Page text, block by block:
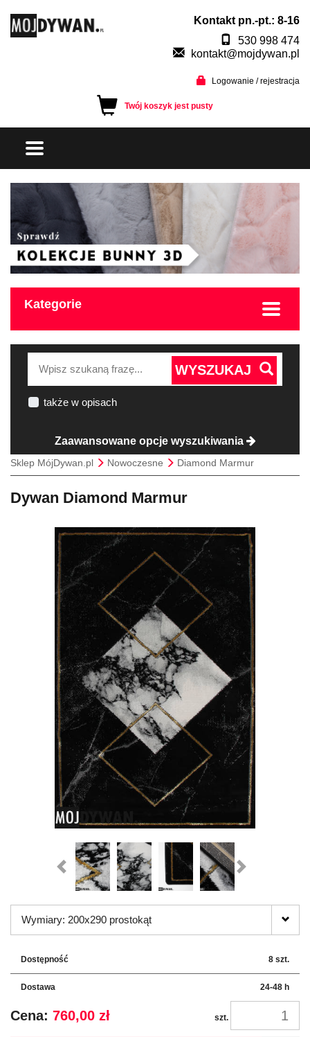
Kontakt pn.-pt.: 8-16
530 998 474
kontakt@mojdywan.pl
Logowanie / rejestracja
Twój koszyk jest pusty
Kategorie
WYSZUKAJ
także w opisach
Zaawansowane opcje wyszukiwania
Sklep MójDywan.pl Nowoczesne Diamond Marmur
Dywan Diamond Marmur
Wymiary: 200x290 prostokąt
Dostępność 8 szt.
Dostawa 24-48 h
Cena: 760,00 zł szt.